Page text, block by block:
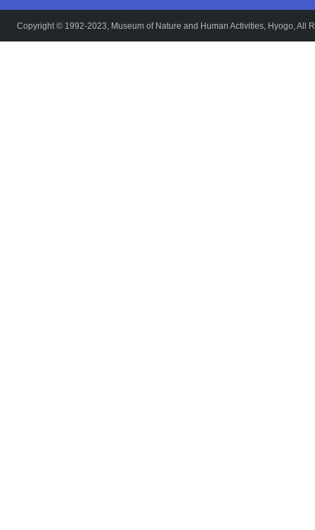
Copyright © 1992-2023, Museum of Nature and Human Activities, Hyogo, All